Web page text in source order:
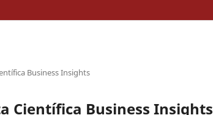
Business Insights
Científica Business Insights